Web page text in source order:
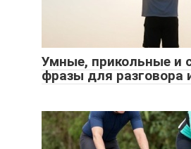
Умные, прикольные и
фразы для разговора